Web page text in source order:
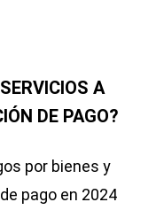
A
DE PAGO?
por bienes y
pago en 2024